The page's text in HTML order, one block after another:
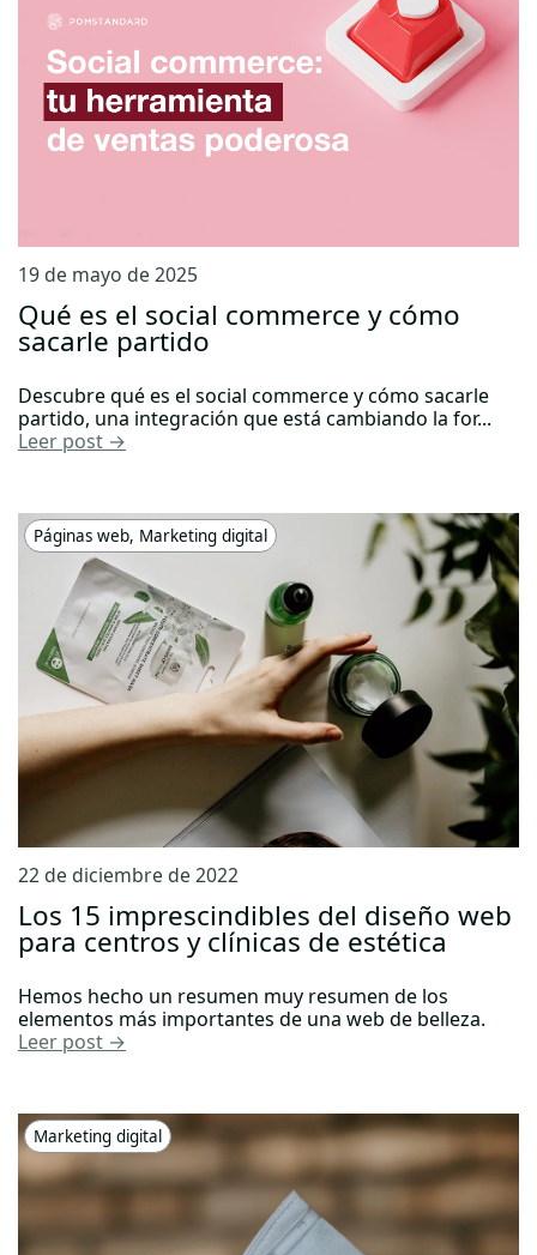
19 de mayo de 2025
Qué es el social commerce y cómo
sacarle partido
Descubre qué es el social commerce y cómo sacarle
partido, una integración que está cambiando la for...
Leer post →
Páginas web, Marketing digital
22 de diciembre de 2022
Los 15 imprescindibles del diseño web
para centros y clínicas de estética
Hemos hecho un resumen muy resumen de los
elementos más importantes de una web de belleza.
Leer post →
Marketing digital